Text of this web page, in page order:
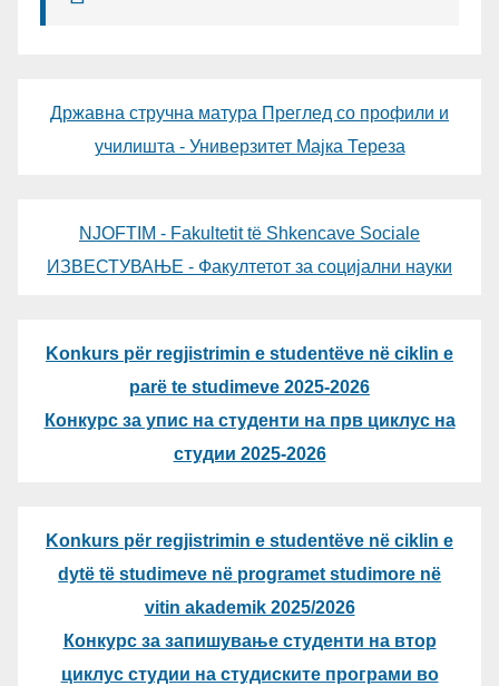
Државна стручна матура Преглед со профили и
училишта - Универзитет Мајка Тереза
NJOFTIM - Fakultetit të Shkencave Sociale
ИЗВЕСТУВАЊЕ - Факултетот за социјални науки
Konkurs për regjistrimin e studentëve në ciklin e
parë te studimeve 2025-2026
Конкурс за упис на студенти на прв циклус на
студии 2025-2026
Konkurs për regjistrimin e studentëve në ciklin e
dytë të studimeve në programet studimore në
vitin akademik 2025/2026
Конкурс за запишување студенти на втор
циклус студии на студиските програми во